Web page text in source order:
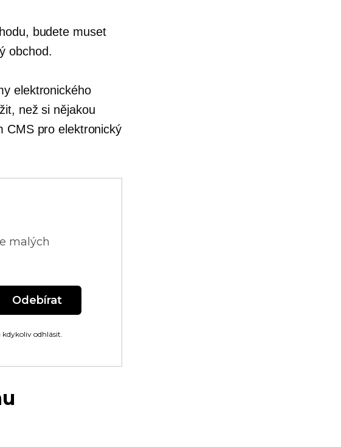
budete muset
obchod.
elektronického
než si nějakou
CMS pro elektronický
malých
Odebírat
kdykoliv odhlásit.